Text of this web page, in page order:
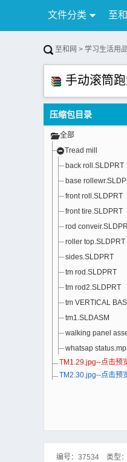
文件分类 至
行业资讯 公告
至和网 > 学习生活用品
手动滚筒
压缩包目录
全部
Tread mill
back roll.SLDPRT
base
front roll.SLDPRT
front tire.SLDPRT
rod
roller top.SLDPRT
sides.SLDPRT
tm rod.SLDPRT
tm rod2.SLDPRT
tm VERTICAL
tm1.SLDASM
walking panel
whatsap
TM1.29.jpg--点击预
TM2.30.jpg--点击预
编号： 37534 类型：